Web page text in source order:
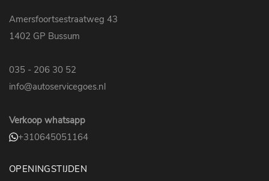
Amersfoortsestraatweg 43
1402 GP Bussum
035 - 206 30 52
info@autoservicegoes.nl
Verkoop whatsapp
+310645051164
OPENINGSTIJDEN